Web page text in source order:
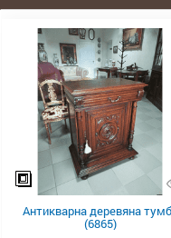
Антикварна деревяна
(6865)